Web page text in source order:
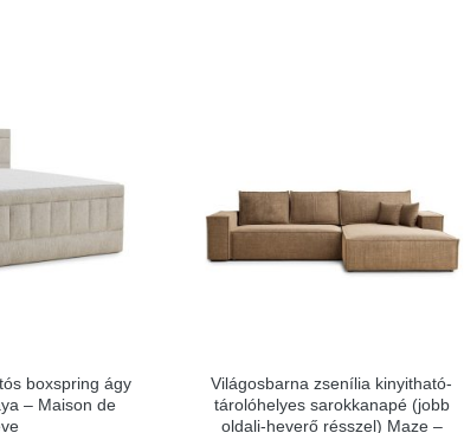
boxspring ágy
– Maison de
Világosbarna zsenília kinyitható-
tárolóhelyes sarokkanapé (jobb
oldali-heverő résszel) Maze –